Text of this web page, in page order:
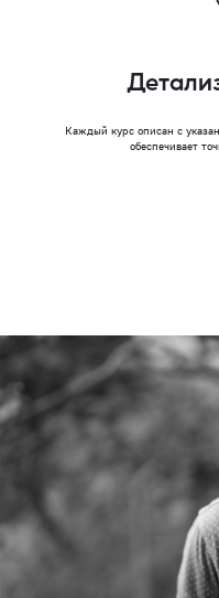
Каждый курс описан с
обеспечивает